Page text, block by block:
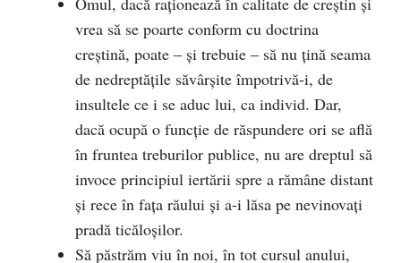
vrea să se poarte conform cu doctrina
creștină, poate ‒ și trebuie ‒ să nu țină seama
de nedreptățile săvârșite împotrivă-i, de
insultele ce i se aduc lui, ca individ. Dar,
dacă ocupă o funcție de răspundere ori se află
în fruntea treburilor publice, nu are dreptul să
invoce principiul iertării spre a rămâne distant
și rece în fața răului și a-i lăsa pe nevinovați
pradă ticăloșilor.
Să păstrăm viu în noi, în tot cursul anului,